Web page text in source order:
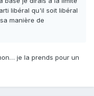
libéral qu'il soit libéral
manière de
je la prends pour un